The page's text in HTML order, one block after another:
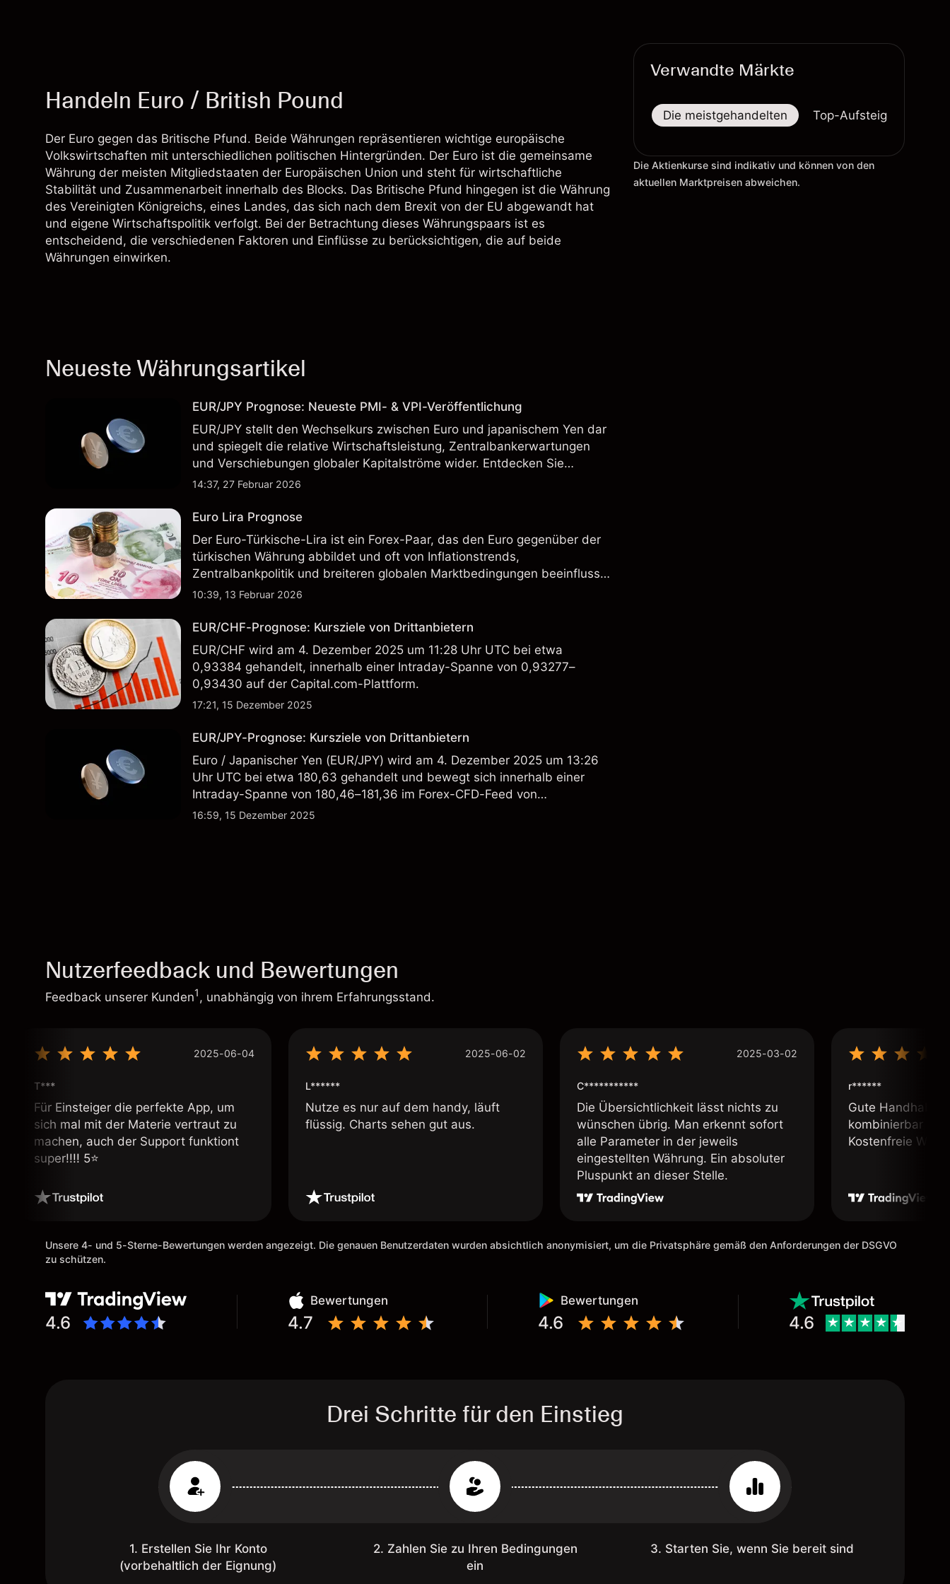
Handeln Euro / British Pound
Der Euro gegen das Britische Pfund. Beide Währungen repräsentieren wichtige europäische
Volkswirtschaften mit unterschiedlichen politischen Hintergründen. Der Euro ist die gemeinsame
Währung der meisten Mitgliedstaaten der Europäischen Union und steht für wirtschaftliche
Stabilität und Zusammenarbeit innerhalb des Blocks. Das Britische Pfund hingegen ist die Währung
des Vereinigten Königreichs, eines Landes, das sich nach dem Brexit von der EU abgewandt hat
und eigene Wirtschaftspolitik verfolgt. Bei der Betrachtung dieses Währungspaars ist es
entscheidend, die verschiedenen Faktoren und Einflüsse zu berücksichtigen, die auf beide
Währungen einwirken.
Neueste Währungsartikel
EUR/JPY Prognose: Neueste PMI- & VPI-Veröffentlichung
EUR/JPY stellt den Wechselkurs zwischen Euro und japanischem Yen dar
und spiegelt die relative Wirtschaftsleistung, Zentralbankerwartungen
und Verschiebungen globaler Kapitalströme wider. Entdecken Sie
EUR/JPY-Prognosen Dritter und technische Analysen.
14:37, 27 Februar 2026
Euro Lira Prognose
Der Euro-Türkische-Lira ist ein Forex-Paar, das den Euro gegenüber der
türkischen Währung abbildet und oft von Inflationstrends,
Zentralbankpolitik und breiteren globalen Marktbedingungen beeinflusst
wird. Erkunden Sie EUR/TRY-Prognosen von Drittanbietern und
10:39, 13 Februar 2026
EUR/CHF-Prognose: Kursziele von Drittanbietern
EUR/CHF wird am 4. Dezember 2025 um 11:28 Uhr UTC bei etwa
0,93384 gehandelt, innerhalb einer Intraday-Spanne von 0,93277–
0,93430 auf der Capital.com-Plattform.
17:21, 15 Dezember 2025
EUR/JPY-Prognose: Kursziele von Drittanbietern
Euro / Japanischer Yen (EUR/JPY) wird am 4. Dezember 2025 um 13:26
Uhr UTC bei etwa 180,63 gehandelt und bewegt sich innerhalb einer
Intraday-Spanne von 180,46–181,36 im Forex-CFD-Feed von
Capital.com.
16:59, 15 Dezember 2025
Verwandte Märkte
Die meistgehandelten Top-Aufsteiger
Die Aktienkurse sind indikativ und können von den
aktuellen Marktpreisen abweichen.
Nutzerfeedback und Bewertungen
Feedback unserer Kunden1, unabhängig von ihrem Erfahrungsstand.
2025-06-04
T***
Für Einsteiger die perfekte App, um
sich mal mit der Materie vertraut zu
machen, auch der Support funktiont
super!!!! 5⭐️
2025-06-02
L******
Nutze es nur auf dem handy, läuft
flüssig. Charts sehen gut aus.
2025-03-02
C***********
Die Übersichtlichkeit lässt nichts zu
wünschen übrig. Man erkennt sofort
alle Parameter in der jeweils
eingestellten Währung. Ein absoluter
Pluspunkt an dieser Stelle.
r******
Gute
kombinierbar
Kostenfreie
Unsere 4- und 5-Sterne-Bewertungen werden angezeigt. Die genauen Benutzerdaten wurden absichtlich anonymisiert, um die Privatsphäre gemäß den Anforderungen der DSGVO
zu schützen.
4.6
Bewertungen
4.7
Bewertungen
4.6 4.6
Drei Schritte für den Einstieg
1. Erstellen Sie Ihr Konto
(vorbehaltlich der Eignung)
2. Zahlen Sie zu Ihren Bedingungen
ein
3. Starten Sie, wenn Sie bereit sind